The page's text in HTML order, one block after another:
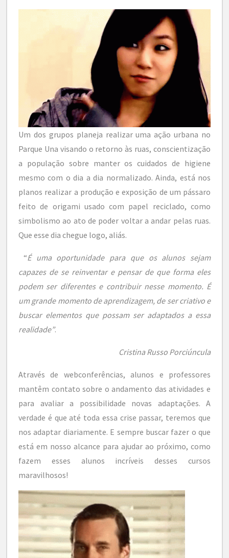
Um dos grupos planeja realizar uma ação urbana no
Parque Una visando o retorno às ruas, conscientização
a população sobre manter os cuidados de higiene
mesmo com o dia a dia normalizado. Ainda, está nos
planos realizar a produção e exposição de um pássaro
feito de origami usado com papel reciclado, como
simbolismo ao ato de poder voltar a andar pelas ruas.
Que esse dia chegue logo, aliás.
“É uma oportunidade para que os alunos sejam
capazes de se reinventar e pensar de que forma eles
podem ser diferentes e contribuir nesse momento. É
um grande momento de aprendizagem, de ser criativo e
buscar elementos que possam ser adaptados a essa
realidade”.
Cristina Russo Porciúncula
Através de webconferências, alunos e professores
mantêm contato sobre o andamento das atividades e
para avaliar a possibilidade novas adaptações. A
verdade é que até toda essa crise passar, teremos que
nos adaptar diariamente. E sempre buscar fazer o que
está em nosso alcance para ajudar ao próximo, como
fazem esses alunos incríveis desses cursos
maravilhosos!